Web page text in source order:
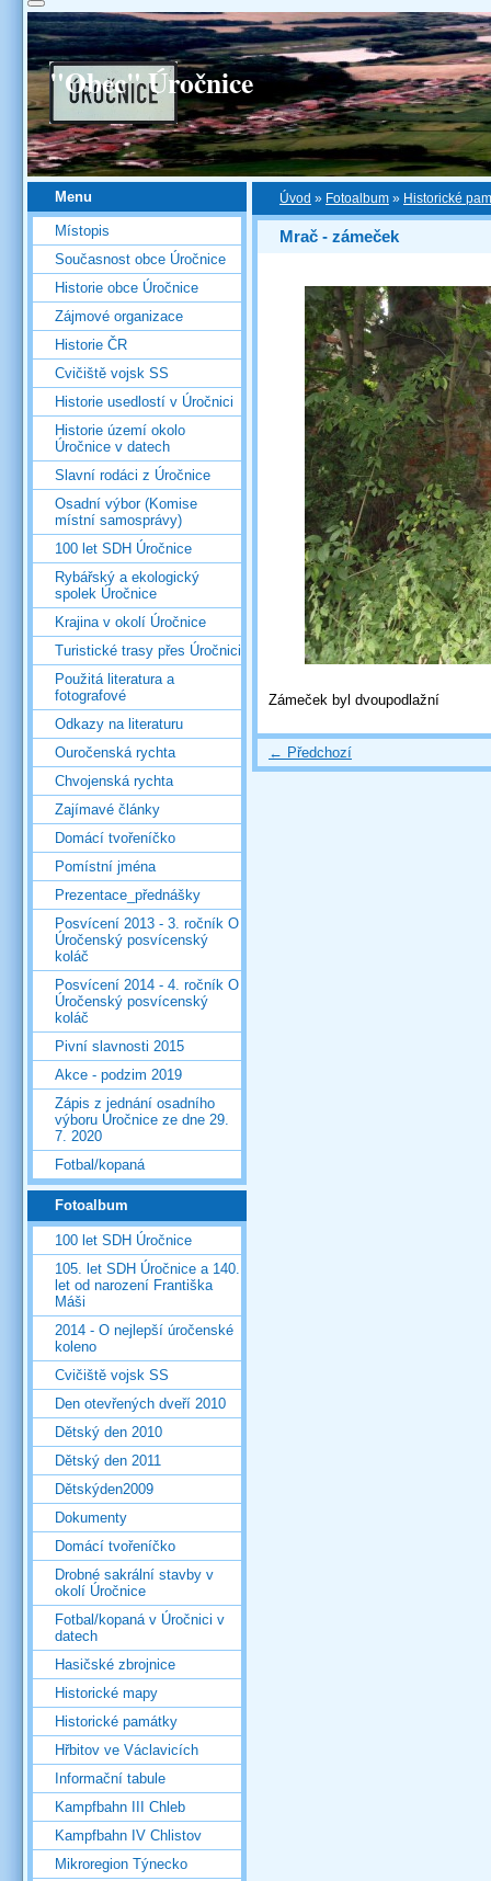
"Obec" Úročnice
Úvod » Fotoalbum » Historické
Mrač - zámeček
Zámeček byl dvoupodlažní
← Předchozí
Menu
Místopis
Současnost obce Úročnice
Historie obce Úročnice
Zájmové organizace
Historie ČR
Cvičiště vojsk SS
Historie usedlostí v Úročnici
Historie území okolo
Úročnice v datech
Slavní rodáci z Úročnice
Osadní výbor (Komise
místní samosprávy)
100 let SDH Úročnice
Rybářský a ekologický
spolek Úročnice
Krajina v okolí Úročnice
Turistické trasy přes Úročnici
Použitá literatura a
fotografové
Odkazy na literaturu
Ouročenská rychta
Chvojenská rychta
Zajímavé články
Domácí tvořeníčko
Pomístní jména
Prezentace_přednášky
Posvícení 2013 - 3. ročník O
Úročenský posvícenský
koláč
Posvícení 2014 - 4. ročník O
Úročenský posvícenský
koláč
Pivní slavnosti 2015
Akce - podzim 2019
Zápis z jednání osadního
výboru Úročnice ze dne 29.
7. 2020
Fotbal/kopaná
Fotoalbum
100 let SDH Úročnice
105. let SDH Úročnice a 140.
let od narození Františka
Máši
2014 - O nejlepší úročenské
koleno
Cvičiště vojsk SS
Den otevřených dveří 2010
Dětský den 2010
Dětský den 2011
Dětskýden2009
Dokumenty
Domácí tvořeníčko
Drobné sakrální stavby v
okolí Úročnice
Fotbal/kopaná v Úročnici v
datech
Hasičské zbrojnice
Historické mapy
Historické památky
Hřbitov ve Václavicích
Informační tabule
Kampfbahn III Chleb
Kampfbahn IV Chlistov
Mikroregion Týnecko